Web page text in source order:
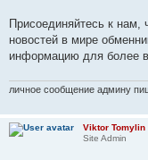
Присоединяйтесь к нам,
новостей в мире
информацию для более
личное сообщение админу
Viktor Tomylin
Site Admin